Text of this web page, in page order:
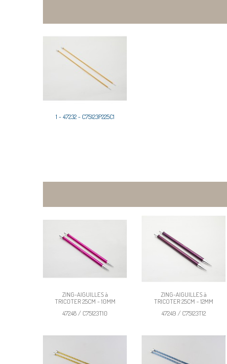
1 - 47232 - C75123P225C1
ZING-AIGUILLES à
TRICOTER 25CM - 10MM
47248 / C75123T10
ZING-AIGUILLES à
TRICOTER 25CM - 12MM
47249 / C75123T12